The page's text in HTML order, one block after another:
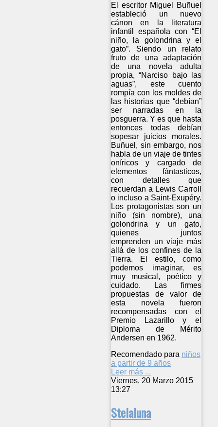
El escritor Miguel Buñuel
estableció un nuevo
cánon en la literatura
infantil española con “El
niño, la golondrina y el
gato”. Siendo un relato
fruto de una adaptación
de una novela adulta
propia, “Narciso bajo las
aguas”, este cuento
rompía con los moldes de
las historias que “debían”
ser narradas en la
posguerra. Y es que hasta
entonces todas debían
sopesar juicios morales.
Buñuel, sin embargo, nos
habla de un viaje de tintes
oníricos y cargado de
elementos fántasticos,
con detalles que
recuerdan a Lewis Carroll
o incluso a Saint-Exupéry.
Los protagonistas son un
niño (sin nombre), una
golondrina y un gato,
quienes juntos
emprenden un viaje más
allá de los confines de la
Tierra. El estilo, como
podemos imaginar, es
muy musical, poético y
cuidado. Las firmes
propuestas de valor de
esta novela fueron
recompensadas con el
Premio Lazarillo y el
Diploma de Mérito
Andersen en 1962.
Recomendado para niños
a partir de 9 años
Leer más ...
Viernes, 20 Marzo 2015
13:27
Stelaluna